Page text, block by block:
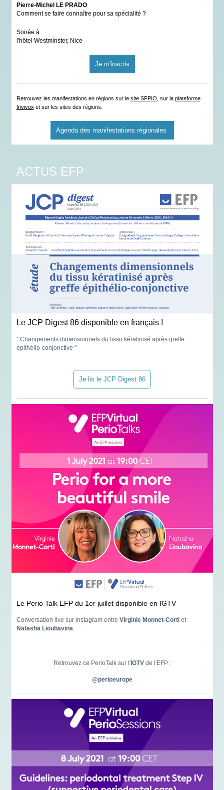
Pierre-Michel LE PRADO
Comment se faire connaître pour sa spécialité ?
Soirée à
l'hôtel Westminster, Nice
Je m'inscris
Retrouvez les manifestations en régions sur le site SFPIO , sur la plateforme
Invivox et sur les sites des régions.
Agenda des manifestations régionales
ACTUS EFP
Le JCP Digest 86 disponible en français !
" Changements dimensionnels du tissu kératinisé après greffe
épithélio-conjonctive "
Je lis le JCP Digest 86
Le Perio Talk EFP du 1er juillet disponible en IGTV
Conversation live sur instagram entre Virginie Monnet-Cortiet
Natasha Lioubavina
Retrouvez ce PerioTalk sur l'IGTVde l'EFP :
@perioeurope